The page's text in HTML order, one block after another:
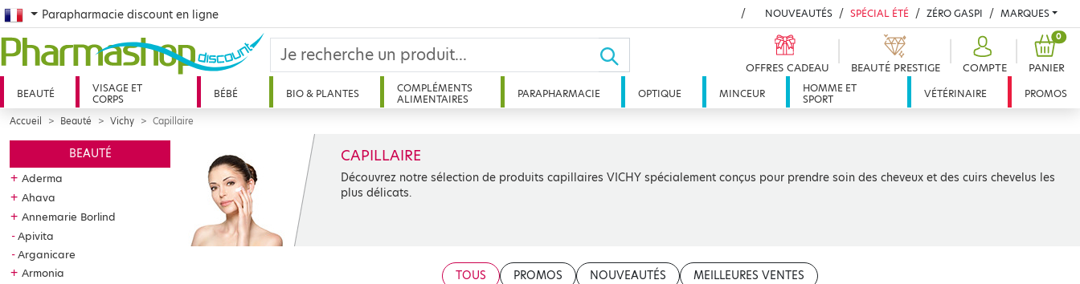
French
Parapharmacie discount en ligne NOUVEAUTÉS SPÉCIAL ÉTÉ ZÉRO GASPI MARQUES
OFFRES CADEAU BEAUTÉ PRESTIGE COMPTE PANIER
0
BEAUTÉ
VISAGE ET
CORPS
BÉBÉ BIO & PLANTES
COMPLÉMENTS
ALIMENTAIRES
PARAPHARMACIE OPTIQUE MINCEUR
HOMME ET
SPORT
VÉTÉRINAIRE PROMOS
Accueil Beauté Vichy Capillaire
BEAUTÉ
+ Aderma
+ Ahava
+ Annemarie Borlind
Apivita
Arganicare
+ Armonia
CAPILLAIRE
Découvrez notre sélection de produits capillaires VICHY spécialement conçus pour prendre soin des cheveux et des cuirs chevelus les
plus délicats.
TOUS PROMOS NOUVEAUTÉS MEILLEURES VENTES